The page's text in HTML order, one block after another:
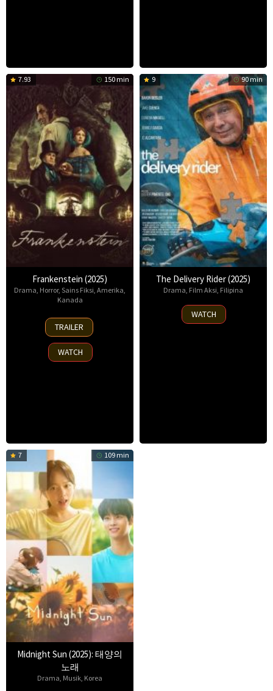
7.93 150 min
Frankenstein (2025)
Drama Horror, Sains Fiksi Amerika
Kanada
17
Oct
2025
TRAILER
WATCH
9 90 min
The Delivery Rider (2025)
Drama Film Aksi Filipina
23
Oct
WATCH
7 109 min
Midnight Sun (2025): 태양의
노래
Drama, Musik, Korea